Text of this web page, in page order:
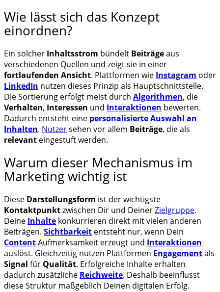
Wie lässt sich das Konzept
einordnen?
Ein solcher Inhaltsstrom bündelt Beiträgeaus
verschiedenen Quellen und zeigt sie in einer
fortlaufenden Ansicht. Plattformen wie Instagram oder
LinkedIn nutzen dieses Prinzip als Hauptschnittstelle.
Die Sortierung erfolgt meist durch Algorithmen, die
Verhalten, Interessen und Interaktionen bewerten.
Dadurch entsteht eine personalisierte Auswahl an
Inhalten. Nutzersehen vor allem Beiträge, die als
relevant eingestuft werden.
Warum dieser Mechanismus im
Marketing wichtig ist
Diese Darstellungsform ist der wichtigste
Kontaktpunktzwischen Dir und DeinerZielgruppe.
Deine Inhalte konkurrieren direkt mit vielen anderen
Beiträgen. Sichtbarkeit entsteht nur, wenn Dein
ContentAufmerksamkeit erzeugt und Interaktionen
auslöst. Gleichzeitig nutzen Plattformen Engagementals
Signal für Qualität. Erfolgreiche Inhalte erhalten
dadurch zusätzliche Reichweite. Deshalb beeinflusst
diese Struktur maßgeblich Deinen digitalen Erfolg.